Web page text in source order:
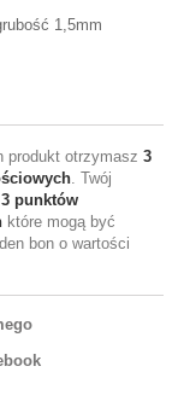
1,5mm
produkt otrzymasz 3
. Twój
3 punktów
które mogą być
bon o wartości